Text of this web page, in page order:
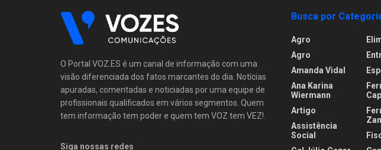
O Portal VOZ.ES é um canal de informação com uma
visão diferenciada dos fatos marcantes do dia. Notícias
apuradas, comentadas e noticiadas por uma equipe de
profissionais qualificados em vários segmentos. Quem
tem informação tem poder e quem tem VOZ tem VEZ!.
Siga nossas redes
Busca por
Agro
Agro
Amanda Vidal
Ana Karina
Wiermann
Artigo
Assistência
Social